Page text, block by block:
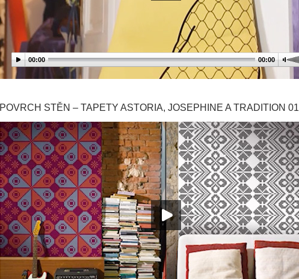
00:00 00:00
POVRCH STĚN – TAPETY ASTORIA, JOSEPHINE A TRADITION 01